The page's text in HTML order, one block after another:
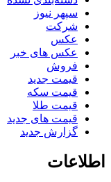
سپهر نیوز
شرکت
عکس
عکس های خبر
فروش
قیمت جدید
قیمت سکه
قیمت طلا
قیمت های جدید
گزارش جدید
اطلاعات